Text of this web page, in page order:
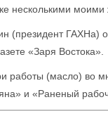
несколькими
(президент ГАХНа)
«Заря Востока».
работы (масло) во
и «Раненый